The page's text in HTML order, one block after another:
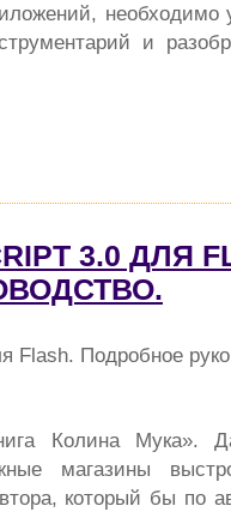
необходимо
и
3.0 ДЛЯ
Flash. Подробное
Колина Мука».
магазины
который бы по